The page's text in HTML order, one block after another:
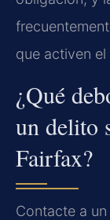
que activen
¿Qué
un delito
Fairfax?
Contacte a